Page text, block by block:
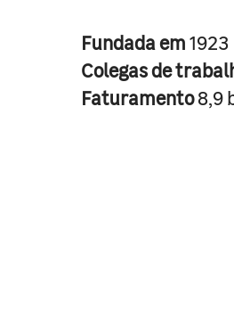
Fundada em1923
Colegas de
Faturamento8,9